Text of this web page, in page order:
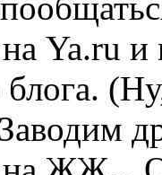
Ya.ru